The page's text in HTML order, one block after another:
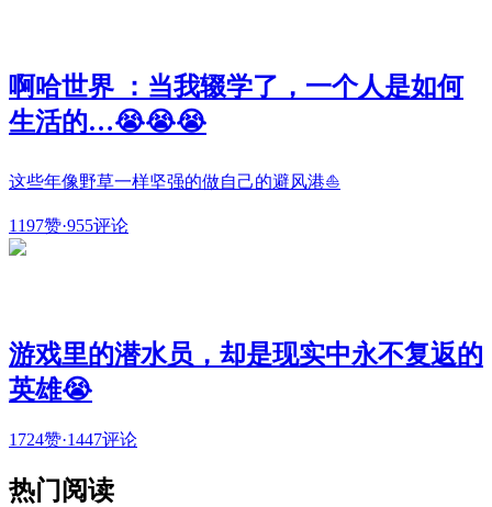
啊哈世界 ：当我辍学了，一个人是如何
生活的…😭😭😭
这些年像野草一样坚强的做自己的避风港⛵
1197赞·955评论
游戏里的潜水员，却是现实中永不复返的
英雄😭
1724赞·1447评论
热门阅读